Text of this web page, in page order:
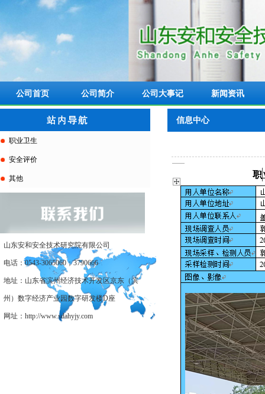
公司首页 公司简介 公司大事记 新闻资讯
职业卫生
安全评价
其他
山东安和安全技术研究院有限公司
电话：0543-3065060；3790666
地址：山东省滨州经济技术开发区京东（滨
州）数字经济产业园数字研发楼D座
网址：http://www.sdahyjy.com
信息中心